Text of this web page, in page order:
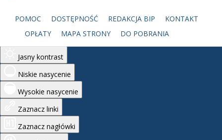
Monochromatyczny
Ciemny kontrast
Jasny kontrast
Niskie nasycenie
Wysokie nasycenie
Zaznacz linki
Zaznacz nagłówki
POMOC DOSTĘPNOŚĆ REDAKCJA BIP
KONTAKT
OPŁATY
MAPA STRONY DO POBRANIA